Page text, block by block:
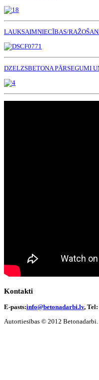
LAUKSAIMNIECĪBAS/
DZELZSBETONA PĀRSEGUMI
Kontakti
E-pasts:info@betonadarbi.lv,
Autortiesības © 2012 Betonadarbi.